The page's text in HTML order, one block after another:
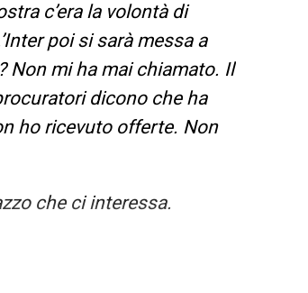
c’era la volontà di
poi si sarà messa a
Non mi ha mai chiamato. Il
dicono che ha
ho ricevuto offerte. Non
che ci interessa.